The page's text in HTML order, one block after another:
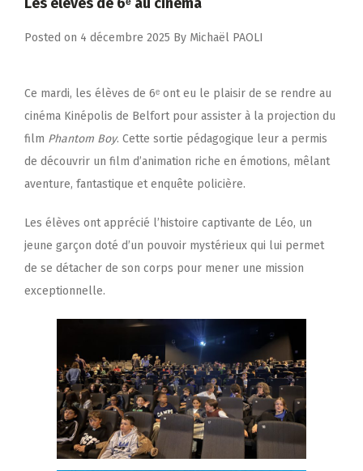
Posted on 4 décembre 2025 By Michaël PAOLI
Ce mardi, les élèves de 6ᵉ ont eu le plaisir de se rendre au
cinéma Kinépolis de Belfort pour assister à la projection du
film Phantom Boy. Cette sortie pédagogique leur a permis
de découvrir un film d’animation riche en émotions, mêlant
aventure, fantastique et enquête policière.
Les élèves ont apprécié l’histoire captivante de Léo, un
jeune garçon doté d’un pouvoir mystérieux qui lui permet
de se détacher de son corps pour mener une mission
exceptionnelle.